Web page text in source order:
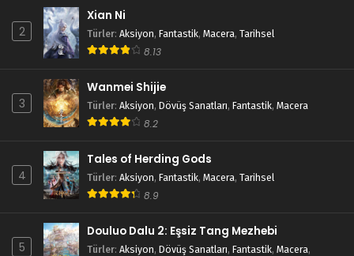
2
Xian Ni
Türler: Aksiyon, Fantastik, Macera, Tarihsel
8.13
3
Wanmei Shijie
Türler: Aksiyon, Dövüş Sanatları, Fantastik, Macera
8.2
4
Tales of Herding Gods
Türler: Aksiyon, Fantastik, Macera, Tarihsel
8.9
5
Douluo Dalu 2: Eşsiz Tang Mezhebi
Türler: Aksiyon, Dövüş Sanatları, Fantastik, Macera,